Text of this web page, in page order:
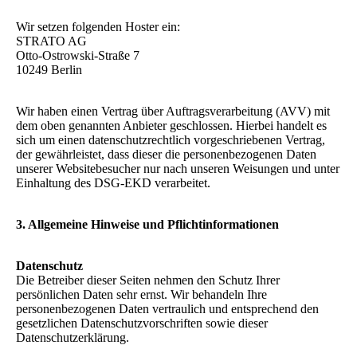
Wir setzen folgenden Hoster ein:
STRATO AG
Otto-Ostrowski-Straße 7
10249 Berlin
Wir haben einen Vertrag über Auftragsverarbeitung (AVV) mit
dem oben genannten Anbieter geschlossen. Hierbei handelt es
sich um einen datenschutzrechtlich vorgeschriebenen Vertrag,
der gewährleistet, dass dieser die personenbezogenen Daten
unserer Websitebesucher nur nach unseren Weisungen und unter
Einhaltung des DSG-EKD verarbeitet.
3. Allgemeine Hinweise und Pflichtinformationen
Datenschutz
Die Betreiber dieser Seiten nehmen den Schutz Ihrer
persönlichen Daten sehr ernst. Wir behandeln Ihre
personenbezogenen Daten vertraulich und entsprechend den
gesetzlichen Datenschutzvorschriften sowie dieser
Datenschutzerklärung.